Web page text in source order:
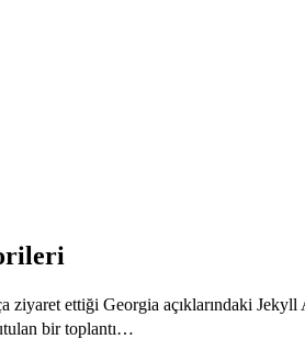
ziyaret ettiği Georgia açıklarındaki
bir toplantı…